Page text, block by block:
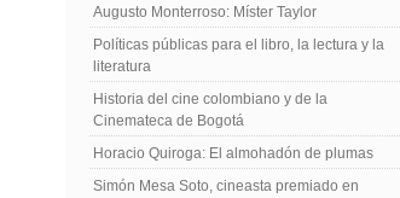
Augusto Monterroso: Míster Taylor
Políticas públicas para el libro, la lectura y la
literatura
Historia del cine colombiano y de la
Cinemateca de Bogotá
Horacio Quiroga: El almohadón de plumas
Simón Mesa Soto, cineasta premiado en